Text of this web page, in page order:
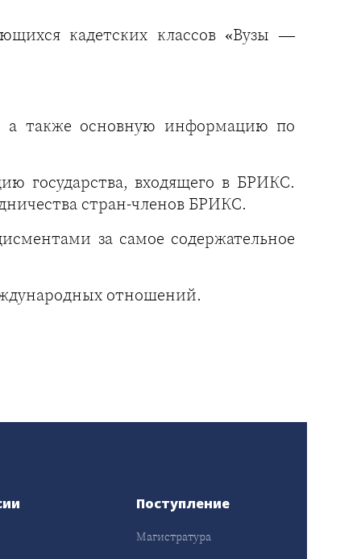
кадетских классов «Вузы —
а также основную информацию по
государства, входящего в БРИКС.
стран-членов БРИКС.
за самое содержательное
отношений.
Поступление
Магистратура